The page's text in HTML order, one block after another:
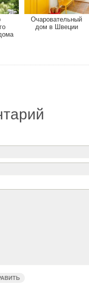
Очаровательный
дом в Швеции